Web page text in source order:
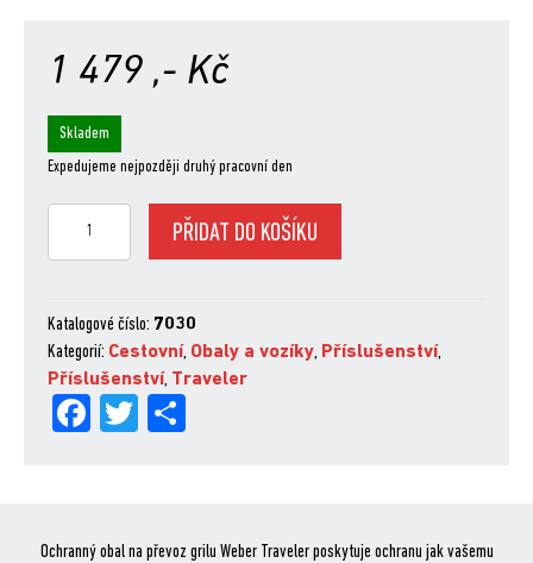
1 479 ,- Kč
Skladem
Expedujeme nejpozději druhý pracovní den
množství
PŘIDAT DO KOŠÍKU
Katalogové číslo: 7030
Kategorií: Cestovní, Obaly a vozíky, Příslušenství,
Příslušenství, Traveler
Fa
Tw
Ochranný obal na převoz grilu Weber Traveler poskytuje ochranu jak vašemu